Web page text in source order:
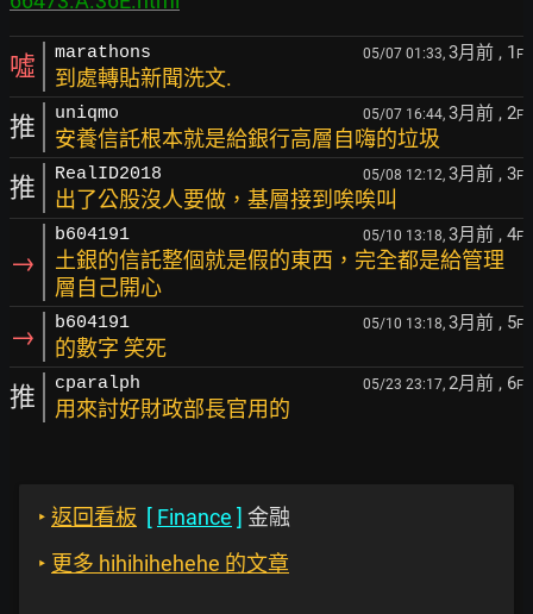
噓 marathons 05/07 01:33, 3月前 , 1 F
到處轉貼新聞洗文.
推 uniqmo 05/07 16:44, 3月前 , 2F
安養信託根本就是給銀行高層自嗨的垃圾
推 RealID2018 05/08 12:12, 3月前 , 3F
出了公股沒人要做，基層接到唉唉叫
→
b604191 05/10 13:18, 3月前 , 4F
土銀的信託整個就是假的東西，完全都是給管理
層自己開心
→ b604191 05/10 13:18, 3月前 , 5F
的數字 笑死
推 cparalph 05/23 23:17, 2月前 , 6F
用來討好財政部長官用的
‣ 返回看板 [ Finance ] 金融
‣ 更多 hihihihehehe 的文章